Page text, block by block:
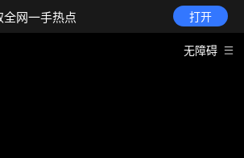
全网一手热点 打开
无障碍